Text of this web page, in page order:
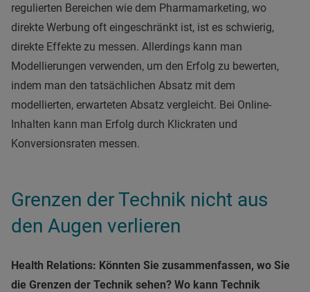
regulierten Bereichen wie dem Pharmamarketing, wo
direkte Werbung oft eingeschränkt ist, ist es schwierig,
direkte Effekte zu messen. Allerdings kann man
Modellierungen verwenden, um den Erfolg zu bewerten,
indem man den tatsächlichen Absatz mit dem
modellierten, erwarteten Absatz vergleicht. Bei Online-
Inhalten kann man Erfolg durch Klickraten und
Konversionsraten messen.
Grenzen der Technik nicht aus
den Augen verlieren
Health Relations: Könnten Sie zusammenfassen, wo Sie
die Grenzen der Technik sehen? Wo kann Technik